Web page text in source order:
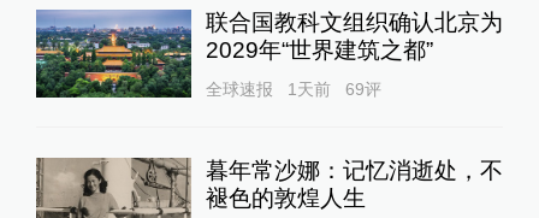
联合国教科文组织确认北京为
2029年“世界建筑之都”
全球速报 1天前 69评
暮年常沙娜：记忆消逝处，不
褪色的敦煌人生